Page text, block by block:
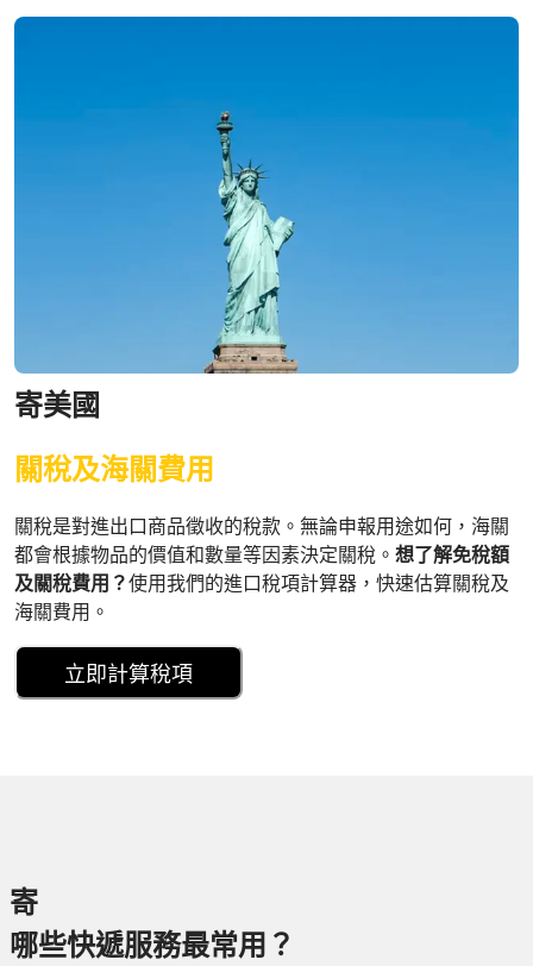
寄美國
關稅及海關費用
關稅是對進出口商品徵收的稅款。無論申報用途如何，海關
都會根據物品的價值和數量等因素決定關稅。 想了解免稅額
及關稅費用？使用我們的進口稅項計算器，快速估算關稅及
海關費用。
立即計算稅項
寄
哪些快遞服務最常用？